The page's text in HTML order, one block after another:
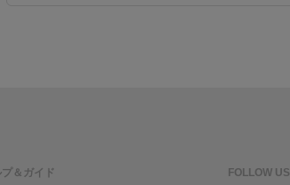
＆ガイド FOLLOW US